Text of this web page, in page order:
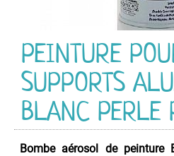
PEINTURE
SUPPORTS
BLANC PERLE
Bombe aérosol de peinture
HG
CR
Acrylique
Multi-
Usage
Anti-
Dérapante